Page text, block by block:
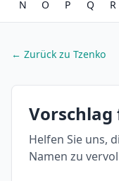
N
O P Q R
← Zurück zu Tzenko
Vorschlag
Helfen Sie uns,
Namen zu